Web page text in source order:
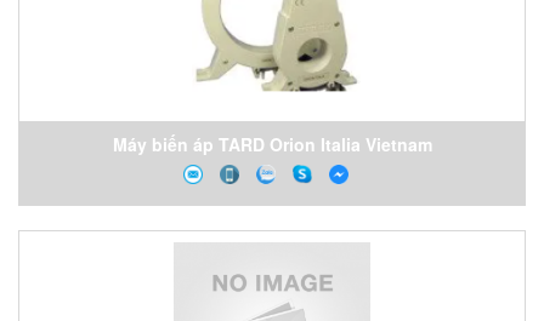
Máy biến áp TARD Orion Italia Vietnam